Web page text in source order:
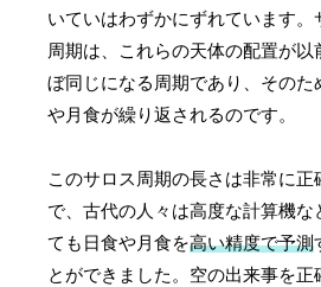
いていはわずかにずれています。
周期は、これらの天体の配置が以
ぼ同じになる周期であり、そのた
や月食が繰り返されるのです。
このサロス周期の長さは非常に正
で、古代の人々は高度な計算機な
ても日食や月食を高い精度で予測
とができました。空の出来事を正